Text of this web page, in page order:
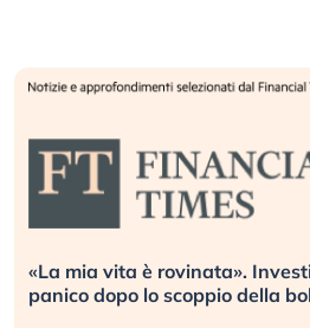
«La mia vita è rovinata».
panico dopo lo scoppio della